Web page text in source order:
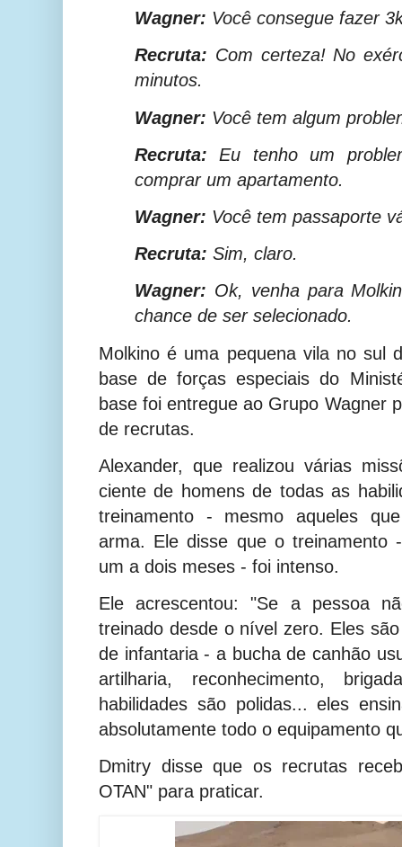
Wagner: Você consegue fazer
Recruta: Com certeza! No
minutos.
Wagner: Você tem algum
Recruta: Eu tenho um
comprar um apartamento.
Wagner: Você tem passaporte
Recruta: Sim, claro.
Wagner: Ok, venha para
chance de ser selecionado.
Molkino é uma pequena vila no sul
base de forças especiais do
base foi entregue ao Grupo Wagner
de recrutas.
Alexander, que realizou várias
ciente de homens de todas as
treinamento - mesmo aqueles
arma. Ele disse que o treinamento
um a dois meses - foi intenso.
Ele acrescentou: "Se a pessoa
treinado desde o nível zero. Eles
de infantaria - a bucha de canhão
artilharia, reconhecimento,
habilidades são polidas... eles
absolutamente todo o equipamento
Dmitry disse que os recrutas
OTAN" para praticar.